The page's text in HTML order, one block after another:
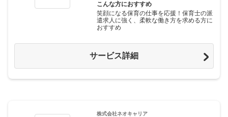
こんな方におすすめ
笑顔になる保育の仕事を応援！保育士の派
遣求人に強く、柔軟な働き方を求める方に
おすすめ
サービス詳細
株式会社ネオキャリア